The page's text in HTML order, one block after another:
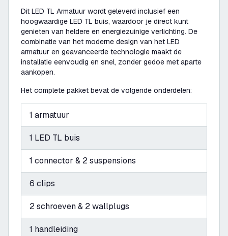
Dit LED TL Armatuur wordt geleverd inclusief een
hoogwaardige LED TL buis, waardoor je direct kunt
genieten van heldere en energiezuinige verlichting. De
combinatie van het moderne design van het LED
armatuur en geavanceerde technologie maakt de
installatie eenvoudig en snel, zonder gedoe met aparte
aankopen.
Het complete pakket bevat de volgende onderdelen:
1 armatuur
1 LED TL buis
1 connector & 2 suspensions
6 clips
2 schroeven & 2 wallplugs
1 handleiding